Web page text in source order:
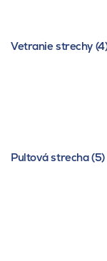
Vetranie strechy
Pultová strecha (5)